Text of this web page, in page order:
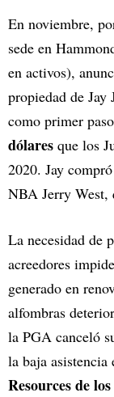
En noviembre,
sede en
en activos),
propiedad de Jay
como primer
dólares que los
2020. Jay
NBA Jerry West,
La necesidad de
acreedores
generado en
alfombras
la PGA canceló
la baja asistencia
Resources de